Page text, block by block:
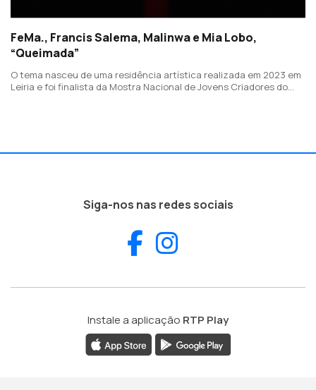
FeMa., Francis Salema, Malinwa e Mia Lobo,
“Queimada”
O tema nasceu de uma residência artística realizada em 2023 em
Leiria e foi finalista da Mostra Nacional de Jovens Criadores do
Siga-nos nas redes sociais
Facebook
Instale a aplicação RTP Play